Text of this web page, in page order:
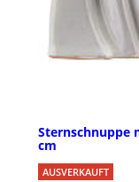
Sternschnuppe
cm
AUSVERKAUFT